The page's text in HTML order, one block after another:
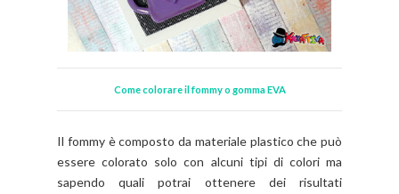
Come colorare il fommy o gomma EVA
Il fommy è composto da materiale plastico che può
essere colorato solo con alcuni tipi di colori ma
sapendo quali potrai ottenere dei risultati